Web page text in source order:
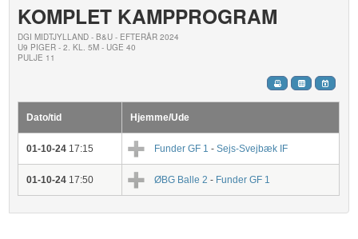
KOMPLET KAMPPROGRAM
DGI MIDTJYLLAND - B&U - EFTERÅR 2024
U9 PIGER - 2. KL. 5M - UGE 40
PULJE 11
Dato/tid Hjemme/Ude
01-10-24 17:15 Funder GF 1 -Sejs-Svejbæk IF
01-10-24 17:50 ØBG Balle 2 - Funder GF 1